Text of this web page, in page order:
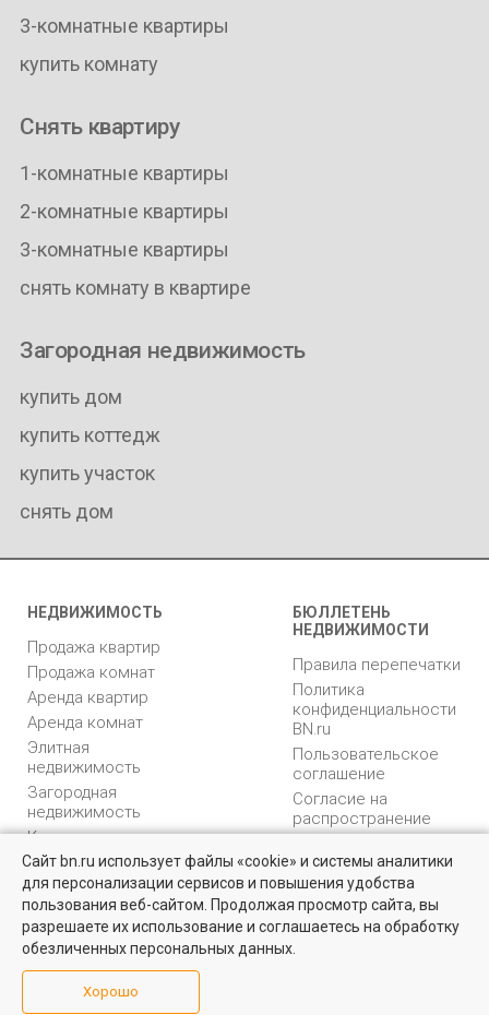
Квартиры на вторичном рынке
Более 10 тысяч квартир в Санкт-Петербурге и области от
собственников и агентств недвижимости
Посмотреть
3-комнатные квартиры
купить комнату
Снять квартиру
1-комнатные квартиры
2-комнатные квартиры
3-комнатные квартиры
снять комнату в квартире
Загородная недвижимость
купить дом
купить коттедж
купить участок
снять дом
НЕДВИЖИМОСТЬ
Продажа квартир
Продажа комнат
Аренда квартир
Аренда комнат
Элитная
недвижимость
Загородная
недвижимость
Коммерческая
недвижимость
БЮЛЛЕТЕНЬ
НЕДВИЖИМОСТИ
Правила перепечатки
Политика
конфиденциальности
BN.ru
Пользовательское
соглашение
Согласие на
распространение
персональных данных
Карта сайта
Медийная реклама
PR продвижение
Аналитика
Сайт bn.ru использует файлы «cookie» и системы аналитики
для персонализации сервисов и повышения удобства
пользования веб-сайтом. Продолжая просмотр сайта, вы
разрешаете их использование и соглашаетесь на обработку
обезличенных персональных данных.
Хорошо